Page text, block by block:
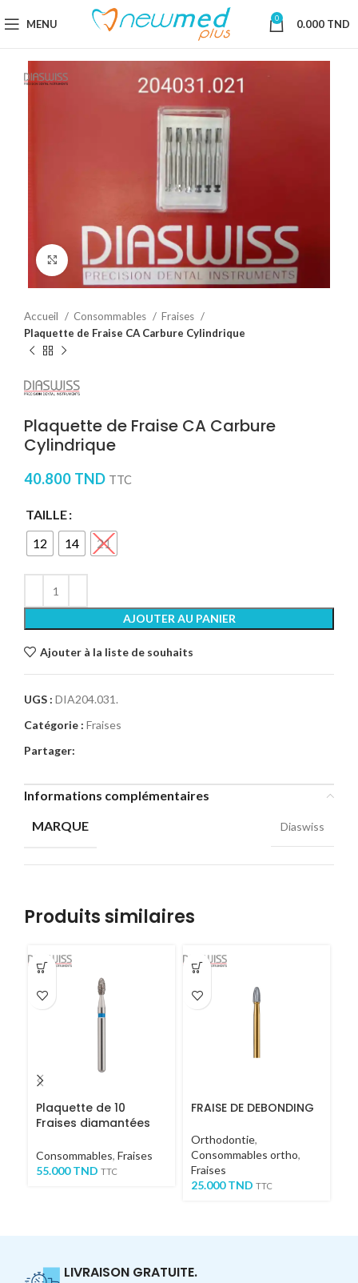
MENU 0 0.000 TND
Cliquez pour agrandir
Accueil Consommables
Fraises
Plaquette de Fraise CA Carbure Cylindrique
Plaquette de Fraise CA Carbure
Cylindrique
40.800 TND TTC
TAILLE
12
14 21
AJOUTER AU PANIER
Ajouter à la liste de souhaits
UGS : DIA204.031.
Catégorie : Fraises
Partager:
Informations complémentaires
MARQUE
Diaswiss
Produits similaires
Plaquette de 10
Fraises diamantées
Consommables, Fraises
55.000TND TTC
FRAISE DE DEBONDING
Orthodontie,
Consommables ortho,
Fraises
25.000TND TTC
LIVRAISON GRATUITE.